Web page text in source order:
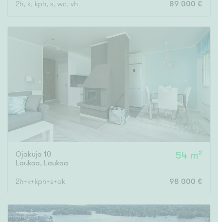
2h, k, kph, s, wc, vh 89 000 €
Ojakuja 10
Laukaa, Laukaa
54 m²
2h+k+kph+s+ak 98 000 €